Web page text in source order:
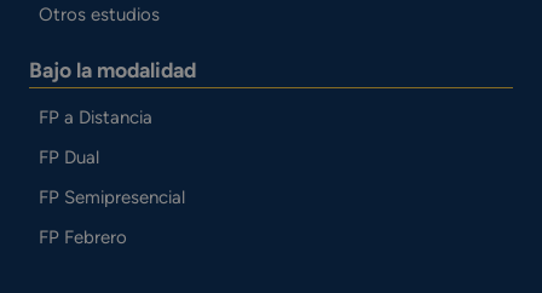
Otros estudios
Bajo la modalidad
FP a Distancia
FP Dual
FP Semipresencial
FP Febrero